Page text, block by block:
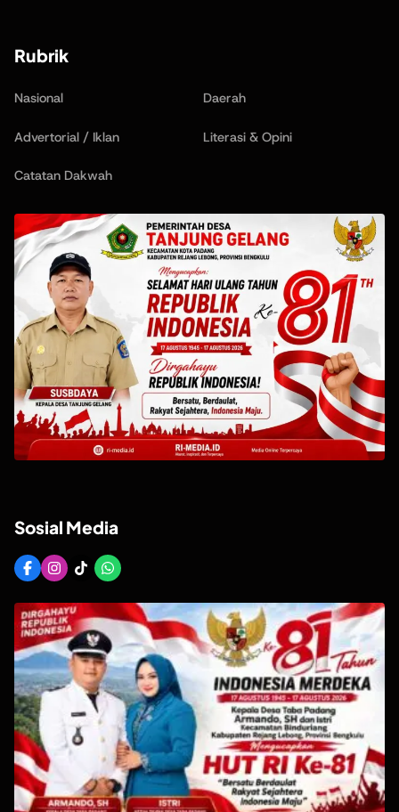
Rubrik
Nasional Daerah
Advertorial / Iklan Literasi & Opini
Catatan Dakwah
Sosial Media